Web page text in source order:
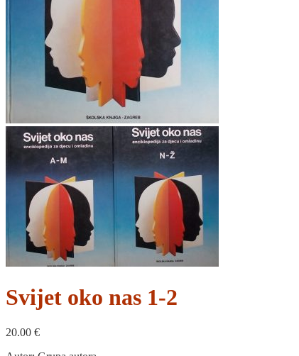
Svijet oko nas 1-2
20.00 €